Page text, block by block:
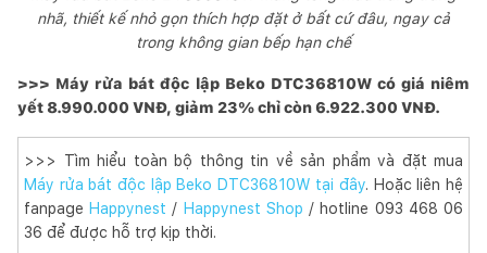
nhã, thiết kế nhỏ gọn thích hợp đặt ở bất cứ đâu, ngay cả
trong không gian bếp hạn chế
>>> Máy rửa bát độc lập Beko DTC36810W có giá niêm
yết 8.990.000 VNĐ, giảm 23% chỉ còn 6.922.300 VNĐ.
>>> Tìm hiểu toàn bộ thông tin về sản phẩm và đặt mua
Máy rửa bát độc lập Beko DTC36810W tại đây. Hoặc liên hệ
fanpage Happynest / Happynest Shop / hotline 093 468 06
36 để được hỗ trợ kịp thời.